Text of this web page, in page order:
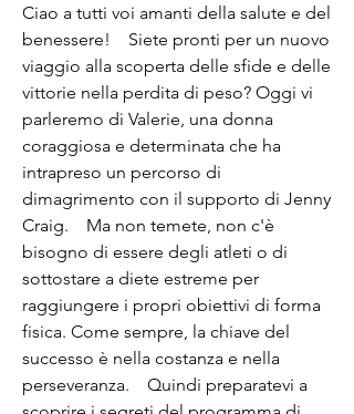
Ciao a tutti voi amanti della salute e del
benessere!    Siete pronti per un nuovo
viaggio alla scoperta delle sfide e delle
vittorie nella perdita di peso? Oggi vi
parleremo di Valerie, una donna
coraggiosa e determinata che ha
intrapreso un percorso di
dimagrimento con il supporto di Jenny
Craig.    Ma non temete, non c'è
bisogno di essere degli atleti o di
sottostare a diete estreme per
raggiungere i propri obiettivi di forma
fisica. Come sempre, la chiave del
successo è nella costanza e nella
perseveranza.    Quindi preparatevi a